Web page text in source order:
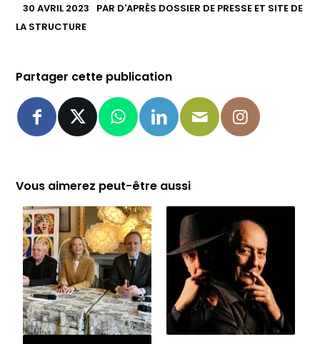
30 AVRIL 2023 PAR D'APRÈS DOSSIER DE PRESSE ET SITE DE
LA STRUCTURE
Partager cette publication
Vous aimerez peut-être aussi